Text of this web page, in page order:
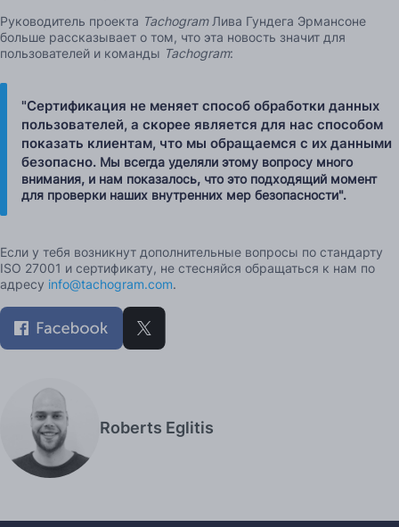
Руководитель проекта TachogramЛива Гундега Эрмансоне
больше рассказывает о том, что эта новость значит для
пользователей и команды Tachogram:
"Сертификация не меняет способ обработки данных
пользователей, а скорее является для нас способом
показать клиентам, что мы обращаемся с их данными
безопасно. Мы всегда уделяли этому вопросу много
внимания, и нам показалось, что это подходящий момент
для проверки наших внутренних мер безопасности".
Если у тебя возникнут дополнительные вопросы по стандарту
ISO 27001 и сертификату, не стесняйся обращаться к нам по
адресу info@tachogram.com.
Roberts Eglitis